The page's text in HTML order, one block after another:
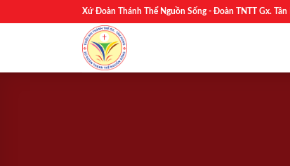
to
Xứ Đoàn Thánh Thể Nguồn Sống - Đoàn TNTT Gx. Tân